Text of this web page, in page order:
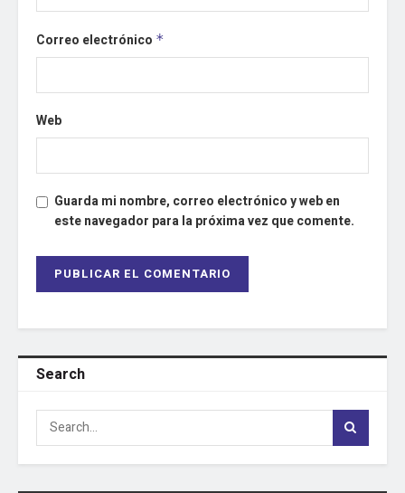
Correo electrónico *
Web
Guarda mi nombre, correo electrónico y web en
este navegador para la próxima vez que comente.
Search